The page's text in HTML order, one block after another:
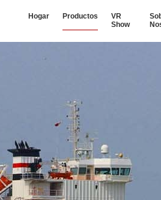
Hogar Productos
VR
Show